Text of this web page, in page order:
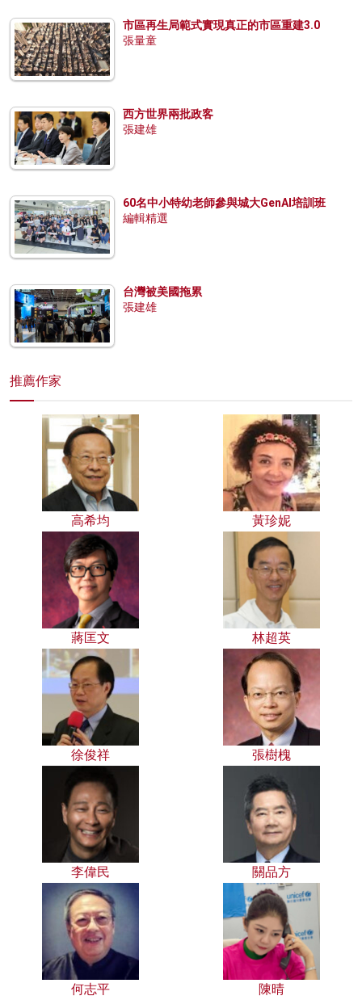
市區再生局範式實現真正的市區重建3.0
張量童
西方世界兩批政客
張建雄
60名中小特幼老師參與城大GenAI培訓班
編輯精選
台灣被美國拖累
張建雄
推薦作家
高希均 黃珍妮
蔣匡文 林超英
徐俊祥 張樹槐
李偉民 關品方
何志平 陳晴